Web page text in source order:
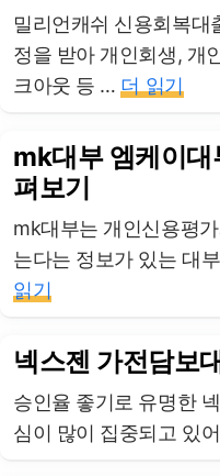
밀리언캐쉬 신용회복대
정을 받아 개인회생, 개
크아웃 등 … 더 읽기
mk대부 엠케이대
펴보기
mk대부는 개인신용평
는다는 정보가 있는 대
읽기
넥스젠 가전담보
승인율 좋기로 유명한
심이 많이 집중되고 있